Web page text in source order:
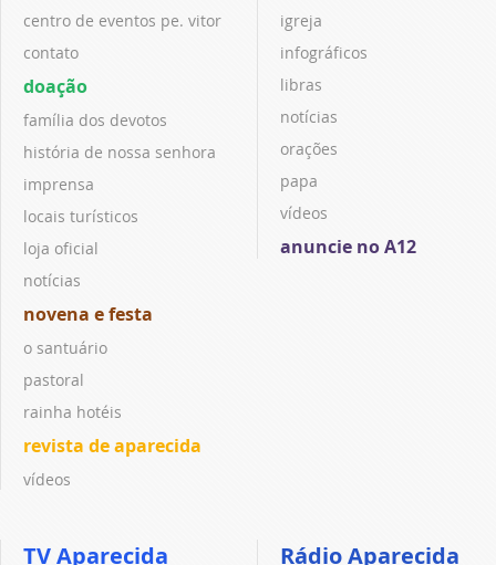
centro de eventos pe. vitor
contato
doação
família dos devotos
história de nossa senhora
imprensa
locais turísticos
loja oficial
notícias
novena e festa
o santuário
pastoral
rainha hotéis
revista de aparecida
vídeos
igreja
infográficos
libras
notícias
orações
papa
vídeos
anuncie no A12
TV Aparecida Rádio Aparecida